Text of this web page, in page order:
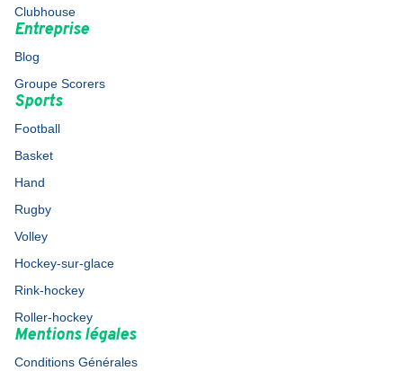
Clubhouse
Entreprise
Blog
Groupe Scorers
Sports
Football
Basket
Hand
Rugby
Volley
Hockey-sur-glace
Rink-hockey
Roller-hockey
Mentions légales
Conditions Générales